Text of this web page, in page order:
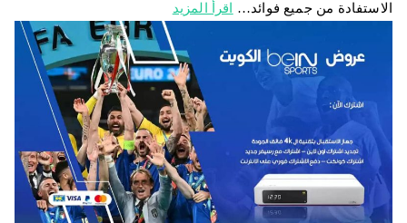
الاستفادة من جميع فوائد…
اقرأ المزيد